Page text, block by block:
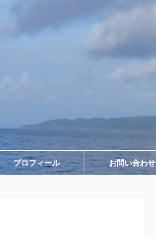
プロフィール お問い合わせ